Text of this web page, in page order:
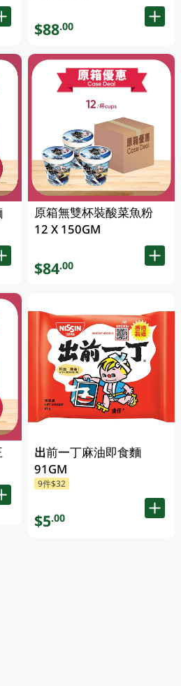
$88.00
原箱無雙杯裝酸菜魚粉
12 X 150GM
$84.00
出前一丁麻油即食麵
91GM
9件$32
$5.00